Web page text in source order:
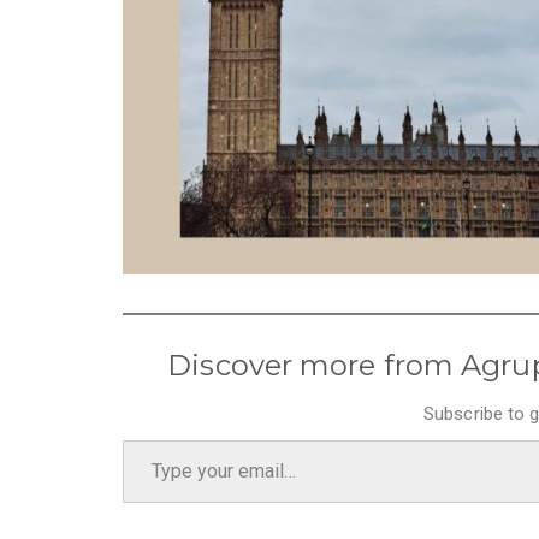
Discover more from
Subscribe to
Type your email…